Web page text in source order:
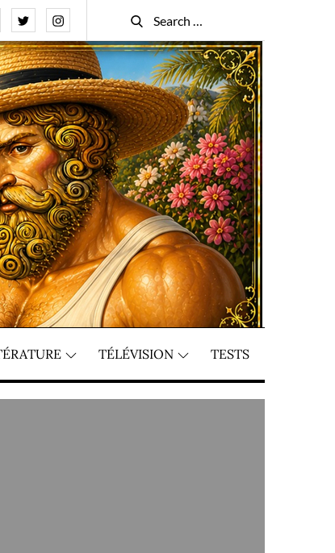
TwitterInstagram
Search
for:
Search
TÉLÉVISION TESTS